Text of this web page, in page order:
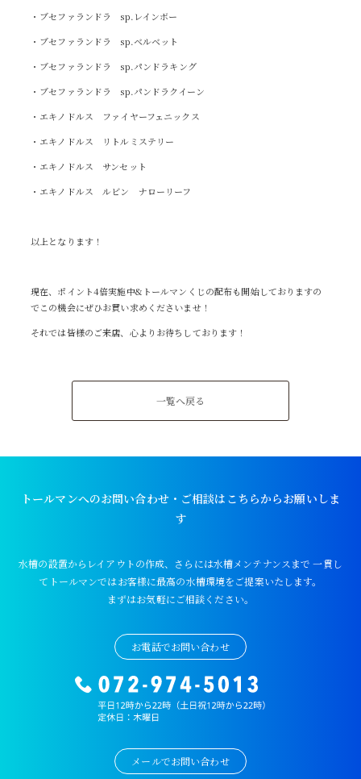
・ブセファランドラ sp.レインボー
・ブセファランドラ sp.ベルベット
・ブセファランドラ sp.パンドラキング
・ブセファランドラ sp.パンドラクイーン
・エキノドルス ファイヤーフェニックス
・エキノドルス リトルミステリー
・エキノドルス サンセット
・エキノドルス ルビン ナローリーフ
以上となります！
現在、ポイント4倍実施中&トールマンくじの配布も開始しておりますの
でこの機会にぜひお買い求めくださいませ！
それでは皆様のご来店、心よりお待ちしております！
一覧へ戻る
トールマンへのお問い合わせ・ご相談はこちらからお願いしま
す
水槽の設置からレイアウトの作成、さらには水槽メンテナンスまで 一貫し
てトールマンではお客様に最高の水槽環境をご提案いたします。
まずはお気軽にご相談ください。
お電話でお問い合わせ
メールでお問い合わせ